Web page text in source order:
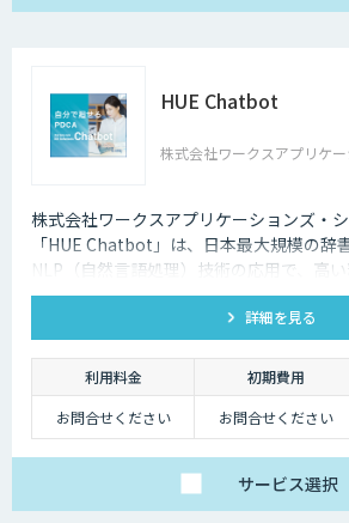
【生成AIプラン】
HUE Chatbot
株式会社ワークスアプリケ
株式会社ワークスアプリケーションズ・
「HUE Chatbot」は、日本最大規模の辞
NLP（自然言語処理）技術の応用で、高
します。FAQや固有辞書はノーコードで
や改善ポイントがダッシュボード化され
PDCAを廻せます。
詳細を見る
利用料金 初期費用
お問合せください
お問合せください
サービス選択